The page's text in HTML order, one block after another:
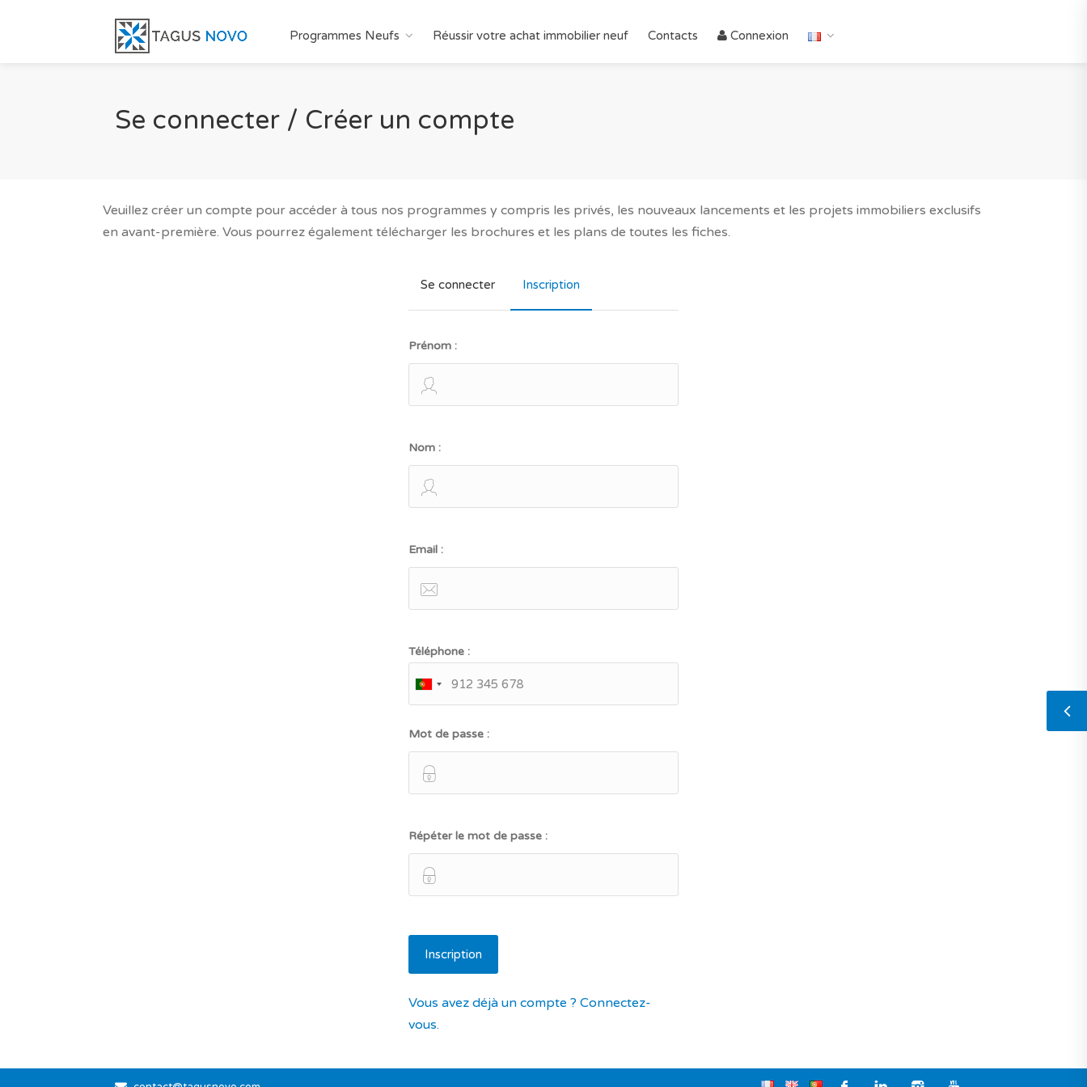
Programmes Neufs Réussir votre achat immobilier neuf Contacts Connexion
Se connecter / Créer un compte
Veuillez créer un compte pour accéder à tous nos programmes y compris les privés, les nouveaux lancements et les projets immobiliers exclusifs
en avant-première. Vous pourrez également télécharger les brochures et les plans de toutes les fiches.
Se connecter Inscription
Prénom :
Nom :
Email :
Téléphone :
Mot de passe :
Répéter le mot de passe :
Vous avez déjà un compte ? Connectez-
vous.